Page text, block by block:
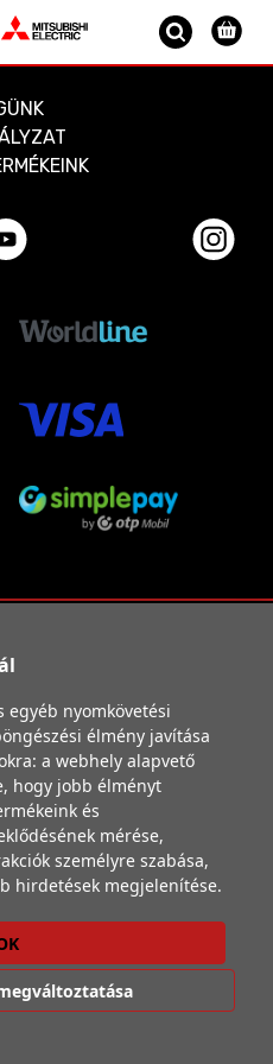
egyéb nyomkövetési
élmény javítása
a webhely alapvető
, hogy jobb élményt
és
mérése,
személyre szabása,
hirdetések megjelenítése.
t tartalmazzák. © 2026